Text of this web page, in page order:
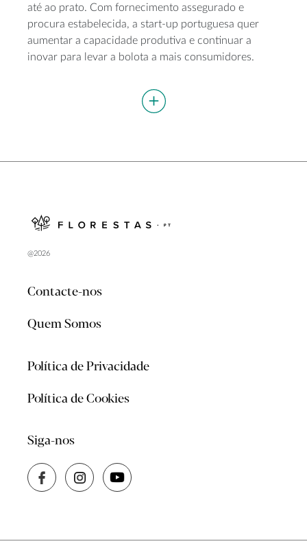
até ao prato. Com fornecimento assegurado e
procura estabelecida, a start-up portuguesa quer
aumentar a capacidade produtiva e continuar a
inovar para levar a bolota a mais consumidores.
@2026
Contacte-nos
Quem Somos
Política de Privacidade
Política de Cookies
Siga-nos